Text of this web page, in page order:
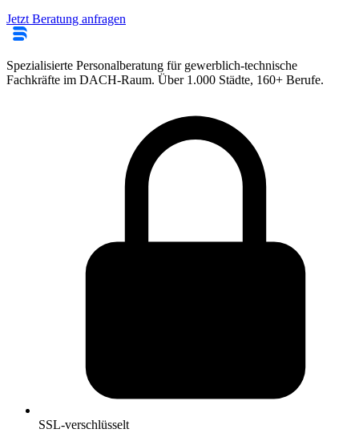
Jetzt Beratung anfragen
Spezialisierte Personalberatung für gewerblich-technische
Fachkräfte im DACH-Raum. Über 1.000 Städte, 160+ Berufe.
SSL-verschlüsselt